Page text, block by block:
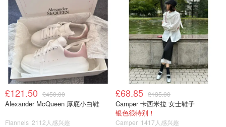
£121.50 £450.00
Alexander McQueen 厚底小白鞋
Flannels 2112人感兴趣
£68.85 £135.00
Camper 卡西米拉 女士鞋子
银色很特别！
Camper 1417人感兴趣